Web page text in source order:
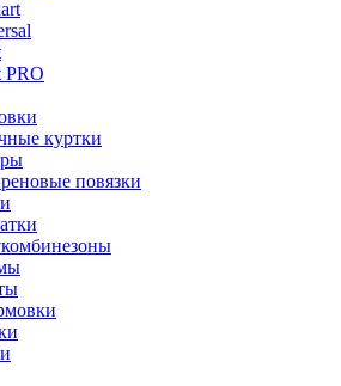
PRO
куртки
повязки